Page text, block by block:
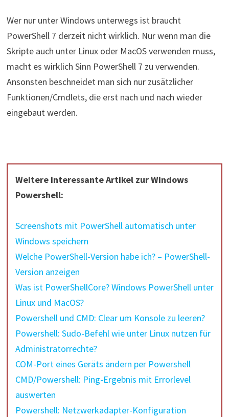
Wer nur unter Windows unterwegs ist braucht
PowerShell 7 derzeit nicht wirklich. Nur wenn man die
Skripte auch unter Linux oder MacOS verwenden muss,
macht es wirklich Sinn PowerShell 7 zu verwenden.
Ansonsten beschneidet man sich nur zusätzlicher
Funktionen/Cmdlets, die erst nach und nach wieder
eingebaut werden.
Weitere interessante Artikel zur Windows
Powershell:
Screenshots mit PowerShell automatisch unter
Windows speichern
Welche PowerShell-Version habe ich? – PowerShell-
Version anzeigen
Was ist PowerShellCore? Windows PowerShell unter
Linux und MacOS?
Powershell und CMD: Clear um Konsole zu leeren?
Powershell: Sudo-Befehl wie unter Linux nutzen für
Administratorrechte?
COM-Port eines Geräts ändern per Powershell
CMD/Powershell: Ping-Ergebnis mit Errorlevel
auswerten
Powershell: Netzwerkadapter-Konfiguration